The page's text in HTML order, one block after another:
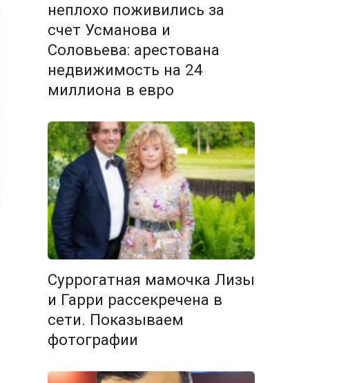
неплохо поживились за
счет Усманова и
Соловьева: арестована
недвижимость на 24
миллиона в евро
Суррогатная мамочка Лизы
и Гарри рассекречена в
сети. Показываем
фотографии